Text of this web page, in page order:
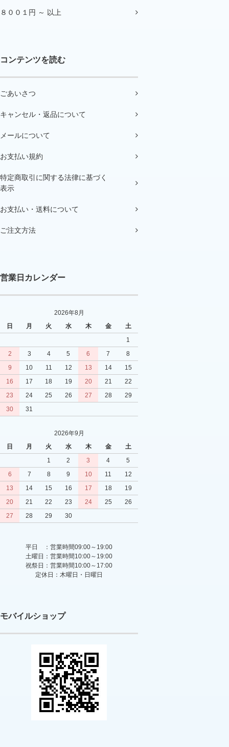
８００１円 ～ 以上
コンテンツを読む
ごあいさつ
キャンセル・返品について
メールについて
お支払い規約
特定商取引に関する法律に基づく
表示
お支払い・送料について
ご注文方法
営業日カレンダー
2026年8月
日
月 火 水 木 金
土
1
2
3 4 5 6 7
8
9
10 11 12 13 14
15
16
17 18 19 20 21
22
23
24 25 26 27 28
29
30
31
2026年9月
日
月 火 水 木 金
土
1
2 3 4
5
6
7 8 9 10 11
12
13
14 15 16 17 18
19
20
21 22 23 24 25
26
27
28 29 30
平日 ：営業時間09:00～19:00
土曜日：営業時間10:00～19:00
祝祭日：営業時間10:00～17:00
定休日：木曜日・日曜日
モバイルショップ